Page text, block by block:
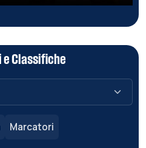
e Classifiche
Marcatori